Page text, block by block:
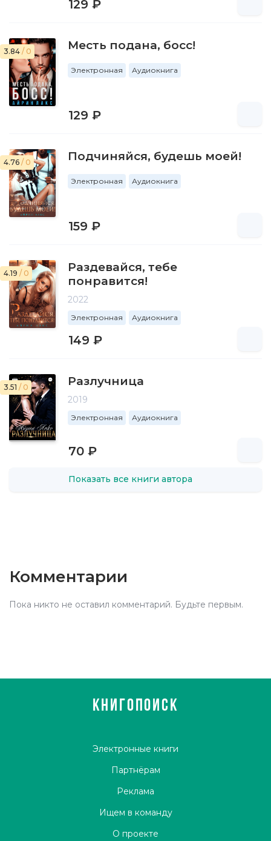
129 ₽
3.84 / 0 Месть подана, босс!
Электронная Аудиокнига
129 ₽
4.76 / 0 Подчиняйся, будешь моей!
Электронная Аудиокнига
159 ₽
4.19 / 0
Раздевайся, тебе
понравится!
2022
Электронная Аудиокнига
149 ₽
3.51 / 0 Разлучница
2019
Электронная Аудиокнига
70 ₽
Показать все книги автора
Комментарии
Пока никто не оставил комментарий. Будьте первым.
КНИГОПОИСК
Электронные книги
Партнёрам
Реклама
Ищем в команду
О проекте